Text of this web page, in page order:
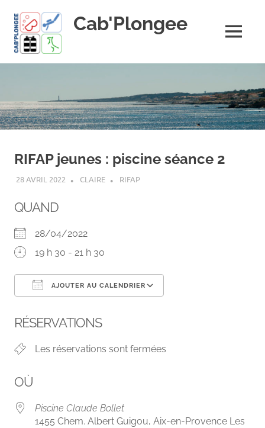
content
Cab'Plongee
!
MENU
RIFAP jeunes : piscine séance 2
28 AVRIL 2022 CLAIRE RIFAP
QUAND
28/04/2022
19 h 30 - 21 h 30
AJOUTER AU CALENDRIER
RÉSERVATIONS
Les réservations sont fermées
OÙ
Piscine Claude Bollet
1455 Chem. Albert Guigou, Aix-en-Provence Les